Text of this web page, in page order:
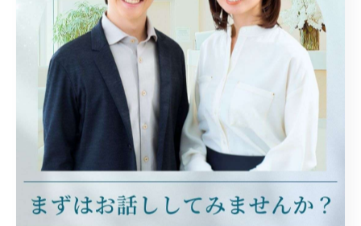
結婚相談所・30代後半・女性
結婚相談所 結婚までの期間 平均
結婚相談所 料金 相場
結婚相談所 料金 20代 女性
結婚相談所 女性 容姿
結婚相談所 すぐ決まる人 女性
結婚相談所 30代 男性 年収
相性・価値観・すり合わせ